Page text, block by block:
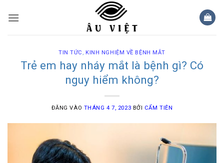
qua
TIN TỨC , KINH NGHIỆM VỀ BỆNH MẮT
Trẻ em hay nháy mắt là bệnh gì? Có
nguy hiểm không?
ĐĂNG VÀO THÁNG 4 7, 2023 BỞI CẨM TIÊN